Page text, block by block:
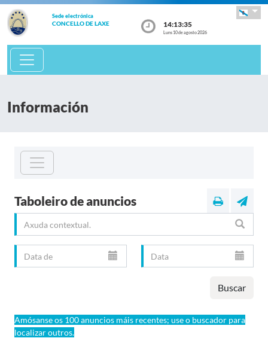
Sede electrónica
CONCELLO DE LAXE 14:13:35
Luns 10 de agosto 2026
Información
Taboleiro de anuncios
Buscar
Amósanse os 100 anuncios máis recentes; use o buscador para
localizar outros.